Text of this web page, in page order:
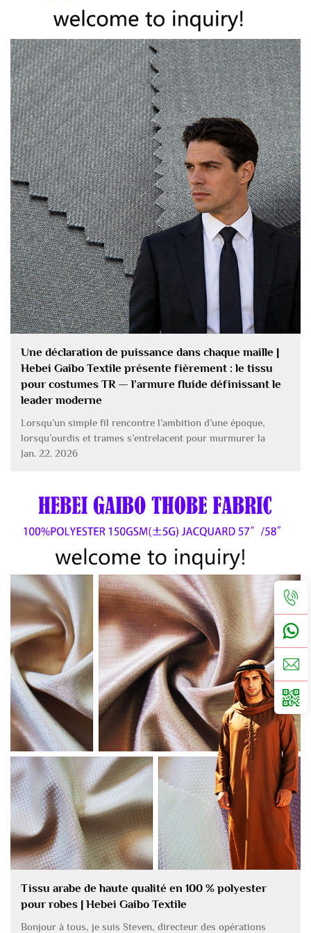
Une déclaration de puissance dans chaque maille |
Hebei Gaibo Textile présente fièrement : le tissu
pour costumes TR — l’armure fluide définissant le
leader moderne
Lorsqu’un simple fil rencontre l’ambition d’une époque,
lorsqu’ourdis et trames s’entrelacent pour murmurer la
puissance — ce n’est pas simplement un tissu ; c’est une
d’innovation, dévoile f...
Jan. 22. 2026
Tissu arabe de haute qualité en 100 % polyester
pour robes | Hebei Gaibo Textile
Bonjour à tous, je suis Steven, directeur des opérations